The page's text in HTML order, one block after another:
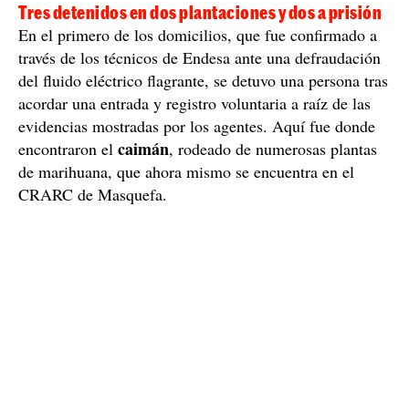
Tres detenidos en dos plantaciones y dos a prisión
En el primero de los domicilios, que fue confirmado a
través de los técnicos de Endesa ante una defraudación
del fluido eléctrico flagrante, se detuvo una persona tras
acordar una entrada y registro voluntaria a raíz de las
evidencias mostradas por los agentes. Aquí fue donde
encontraron el caimán, rodeado de numerosas plantas
de marihuana, que ahora mismo se encuentra en el
CRARC de Masquefa.